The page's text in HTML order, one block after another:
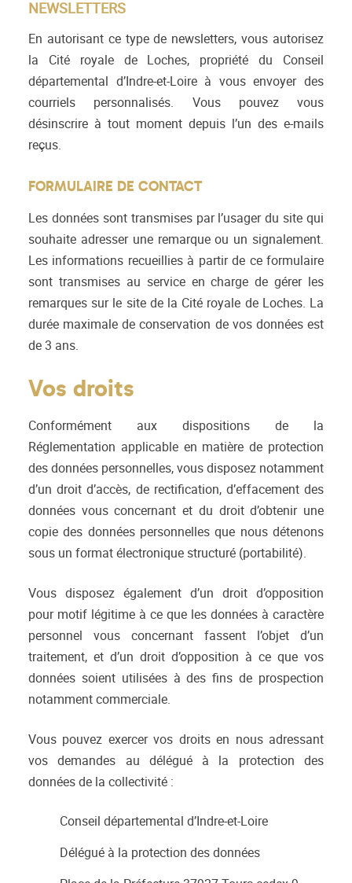
NEWSLETTERS
En autorisant ce type de newsletters, vous autorisez
la Cité royale de Loches, propriété du Conseil
départemental d’Indre-et-Loire à vous envoyer des
courriels personnalisés. Vous pouvez vous
désinscrire à tout moment depuis l’un des e-mails
reçus.
FORMULAIRE DE CONTACT
Les données sont transmises par l’usager du site qui
souhaite adresser une remarque ou un signalement.
Les informations recueillies à partir de ce formulaire
sont transmises au service en charge de gérer les
remarques sur le site de la Cité royale de Loches. La
durée maximale de conservation de vos données est
de 3 ans.
Vos droits
Conformément aux dispositions de la
Réglementation applicable en matière de protection
des données personnelles, vous disposez notamment
d’un droit d’accès, de rectification, d’effacement des
données vous concernant et du droit d’obtenir une
copie des données personnelles que nous détenons
sous un format électronique structuré (portabilité).
Vous disposez également d’un droit d’opposition
pour motif légitime à ce que les données à caractère
personnel vous concernant fassent l’objet d’un
traitement, et d’un droit d’opposition à ce que vos
données soient utilisées à des fins de prospection
notamment commerciale.
Vous pouvez exercer vos droits en nous adressant
vos demandes au délégué à la protection des
données de la collectivité :
Conseil départemental d’Indre-et-Loire
Délégué à la protection des données